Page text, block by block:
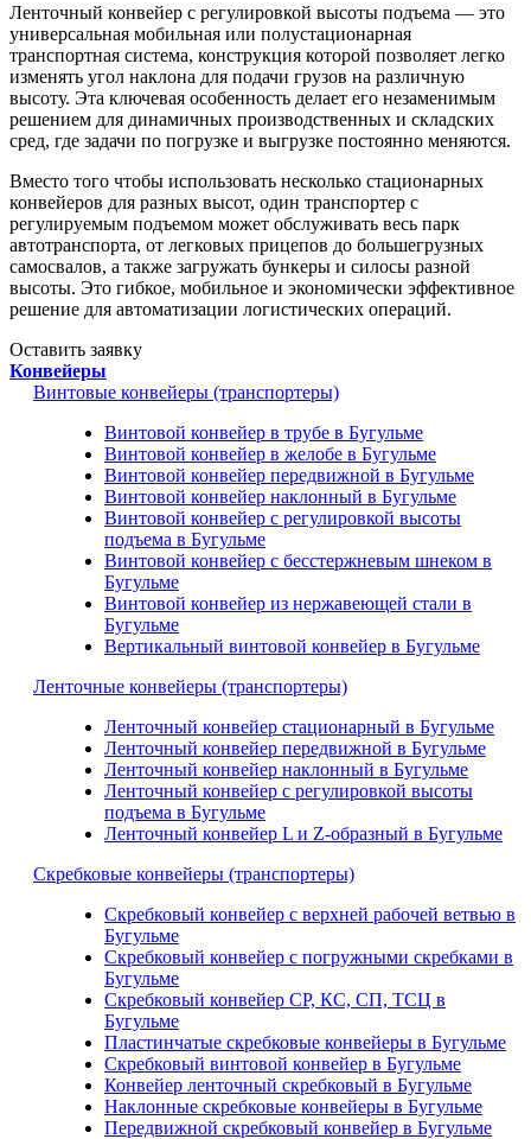
Ленточный конвейер с регулировкой высоты подъема — это
универсальная мобильная или полустационарная
транспортная система, конструкция которой позволяет легко
изменять угол наклона для подачи грузов на различную
высоту. Эта ключевая особенность делает его незаменимым
решением для динамичных производственных и складских
сред, где задачи по погрузке и выгрузке постоянно меняются.
Вместо того чтобы использовать несколько стационарных
конвейеров для разных высот, один транспортер с
регулируемым подъемом может обслуживать весь парк
автотранспорта, от легковых прицепов до большегрузных
самосвалов, а также загружать бункеры и силосы разной
высоты. Это гибкое, мобильное и экономически эффективное
решение для автоматизации логистических операций.
Оставить заявку
Конвейеры
Винтовые конвейеры (транспортеры)
Винтовой конвейер в трубе в Бугульме
Винтовой конвейер в желобе в Бугульме
Винтовой конвейер передвижной в Бугульме
Винтовой конвейер наклонный в Бугульме
Винтовой конвейер с регулировкой высоты
подъема в Бугульме
Винтовой конвейер с бесстержневым шнеком в
Бугульме
Винтовой конвейер из нержавеющей стали в
Бугульме
Вертикальный винтовой конвейер в Бугульме
Ленточные конвейеры (транспортеры)
Ленточный конвейер стационарный в Бугульме
Ленточный конвейер передвижной в Бугульме
Ленточный конвейер наклонный в Бугульме
Ленточный конвейер с регулировкой высоты
подъема в Бугульме
Ленточный конвейер L и Z-образный в Бугульме
Скребковые конвейеры (транспортеры)
Скребковый конвейер с верхней рабочей ветвью в
Бугульме
Скребковый конвейер с погружными скребками в
Бугульме
Скребковый конвейер СР, КС, СП, ТСЦ в
Бугульме
Пластинчатые скребковые конвейеры в Бугульме
Скребковый винтовой конвейер в Бугульме
Конвейер ленточный скребковый в Бугульме
Наклонные скребковые конвейеры в Бугульме
Передвижной скребковый конвейер в Бугульме